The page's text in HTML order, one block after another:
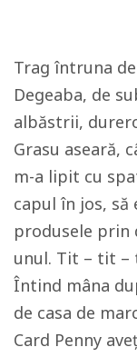
Trag întruna
Degeaba, de
albăstrii,
Grasu aseară,
m-a lipit cu
capul în jos,
produsele prin
unul. Tit – tit –
Întind mâna
de casa de
Card Penny